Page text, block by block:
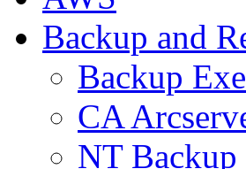
Backup and
Backup
CA
NT Backup